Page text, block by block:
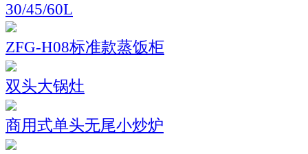
30/45/60L
ZFG-H08标准款蒸饭柜
双头大锅灶
商用式单头无尾小炒炉